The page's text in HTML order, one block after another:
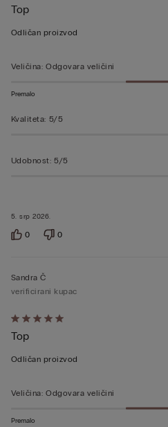
ste
ocjenu
od
5. srp 2026.
Top
Odličan proizvod
Veličina: Odgovara veličini
Premalo
Kvaliteta: 5/5
Udobnost: 5/5
0 0
Dali
ste
ocjenu
od
Sandra Č
verificirani kupac
Top
Odličan proizvod
Veličina: Odgovara veličini
Premalo